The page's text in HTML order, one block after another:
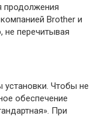
продолжения
Brother и
не перечитывая
Чтобы не
обеспечение
При